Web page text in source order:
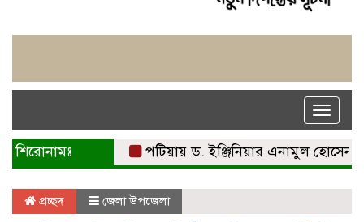
Toggle
শিরোনামঃ পটিয়ায় ড. ইঞ্জিনিয়ার এনামুল হোসেনকে
প্রচ্ছদ জেলা উপজেলা